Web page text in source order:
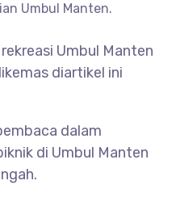
Umbul Manten.
Umbul Manten
diartikel ini
dalam
di Umbul Manten